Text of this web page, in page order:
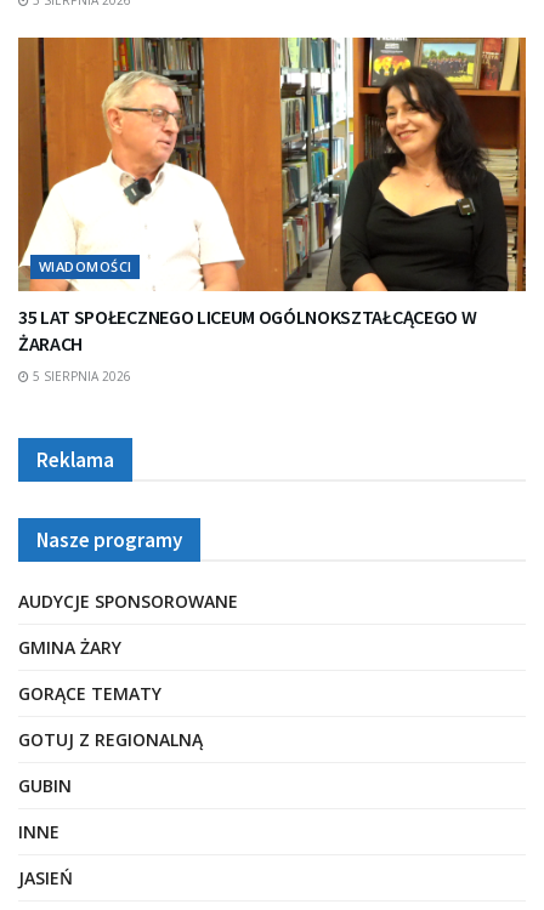
WIADOMOŚCI
35 LAT SPOŁECZNEGO LICEUM OGÓLNOKSZTAŁCĄCEGO W
ŻARACH
5 SIERPNIA 2026
Reklama
Nasze programy
AUDYCJE SPONSOROWANE
GMINA ŻARY
GORĄCE TEMATY
GOTUJ Z REGIONALNĄ
GUBIN
INNE
JASIEŃ